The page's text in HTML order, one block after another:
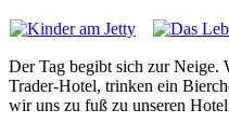
Der Tag begibt sich zur Neige.
Trader-Hotel, trinken ein
wir uns zu fuß zu unseren Hotel